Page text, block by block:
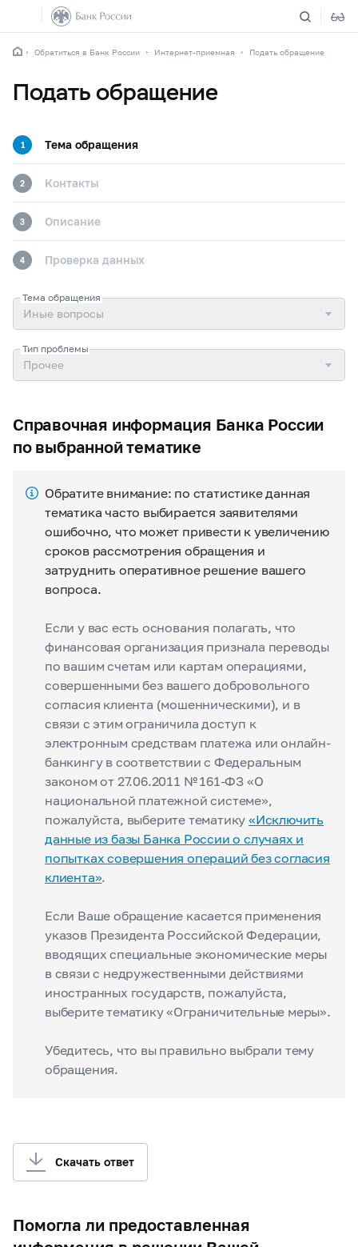
Обратиться в Банк России Интернет-приемная Подать обращение
Подать обращение
1 Тема обращения
2 Контакты
3 Описание
4 Проверка данных
Тема обращения
Тип проблемы
Справочная информация Банка России
по выбранной тематике
Обратите внимание: по статистике данная
тематика часто выбирается заявителями
ошибочно, что может привести к увеличению
сроков рассмотрения обращения и
затруднить оперативное решение вашего
вопроса.
Если у вас есть основания полагать, что
финансовая организация признала переводы
по вашим счетам или картам операциями,
совершенными без вашего добровольного
согласия клиента (мошенническими), и в
связи с этим ограничила доступ к
электронным средствам платежа или онлайн-
банкингу в соответствии с Федеральным
законом от 27.06.2011 № 161-ФЗ «О
национальной платежной системе»,
пожалуйста, выберите тематику«Исключить
данные из базы Банка России о случаях и
попытках совершения операций без согласия
клиента».
Если Ваше обращение касается применения
указов Президента Российской Федерации,
вводящих специальные экономические меры
в связи с недружественными действиями
иностранных государств, пожалуйста,
выберите тематику «Ограничительные меры».
Убедитесь, что вы правильно выбрали тему
обращения.
Скачать ответ
Помогла ли предоставленная